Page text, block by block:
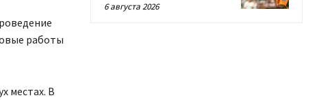
работы
местах. В
6 августа 2026